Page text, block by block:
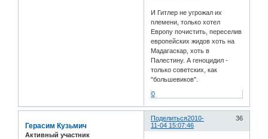
И Гитлер не угрожал их
племени, только хотел
Европу почистить, переселив
европейских жидов хоть на
Мадагаскар, хоть в
Палестину. А геноцидил -
только советских, как
"большевиков".
0
Поделиться 36
2010-
11-04 15:07:46
Герасим Кузьмич
Активный участник